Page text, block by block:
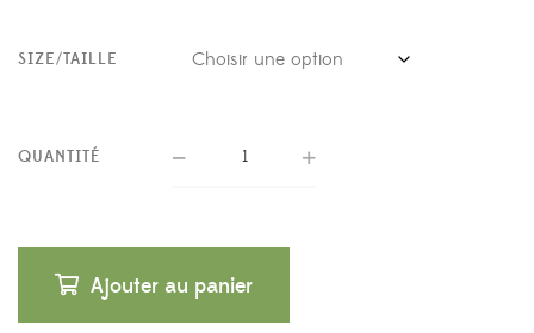
SIZE/TAILLE
QUANTITÉ
Ajouter au panier